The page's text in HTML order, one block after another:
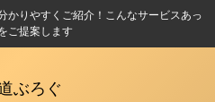
かりやすくご紹介！こんなサービスあっ
ご提案します
ぶろぐ